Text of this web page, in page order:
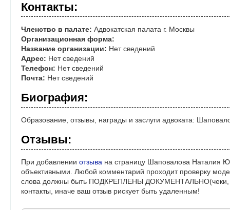
Контакты:
Членство в палате: Адвокатская палата г. Москвы
Организационная форма:
Название организации: Нет сведений
Адрес: Нет сведений
Телефон: Нет сведений
Почта: Нет сведений
Биография:
Образование, отзывы, награды и заслуги адвоката:
Отзывы:
При добавлении отзыва на страницу Шаповалова Наталия
объективными. Любой комментарий проходит проверку
слова должны быть ПОДКРЕПЛЕНЫ ДОКУМЕНТАЛЬНО(чеки,
контакты, иначе ваш отзыв рискует быть удаленным!